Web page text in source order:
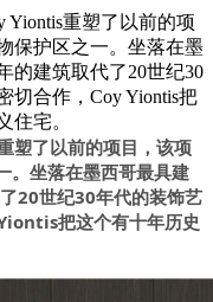
Yiontis重塑了以前的项
保护区之一。坐落在墨
的建筑取代了20世纪30
切合作，Coy Yiontis把
住宅。
塑了以前的项目，该项
。坐落在墨西哥最具建
20世纪30年代的装饰艺
把这个有十年历史